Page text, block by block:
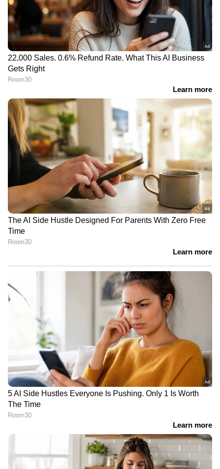
സ്ത്രീത്വത്തെ അപമാനിക്കൽ അടക്കമുള്ള
പരാതികൾ എല്ലാം അന്വേഷിക്കണമെന്നും
കോടതി നിർദേശത്തിലുണ്ട്. ഈ പരാതിയിൽ
കേസ് എടുക്കാൻ തെളിവ് ഇല്ലെന്നായിരുന്നു
കടവന്ത്ര പോലീസിൻ്റെ നിലപാട്. എറണാകുളം
ജില്ലാ അഡീഷണൽ സെഷൻസ് 8-ാം നമ്പർ
കോടതിയിൽ ആണ് കേസ് എടുക്കാൻ
ടോമിനെതിരായ അൻസിബയുടെ പരാതിയിൽ
കേസെടുക്കേണ്ടെന്ന വിലയിരുത്തലിലായിരുന്നു
പൊലീസ്. അൻസിബയുടെ മൊഴി 'ഹിയർ സേ'
മാത്രമെന്നും പരാതിയില്‍ കഴമ്പില്ലെന്നും
പൊലീസ് ചൂണ്ടിക്കാട്ടിയിരുന്നു.
കേട്ടുകേള്‍വിയുടെ അടിസ്ഥാനത്തില്‍
കേസെടുക്കാന്‍ സാധിക്കില്ലെന്നായിരുന്നു
പൊലീസ് നിലപാട്. കടവന്ത്ര പൊലീസ്
സെന്‍ട്രല്‍ എസിപിക്ക് ഇക്കാര്യത്തില്‍
റിപ്പോര്‍ട്ടും നല്‍കിയിരുന്നു.
താരസംഘടന അമ്മയിലെ ആഭ്യന്തര
തര്‍ക്കങ്ങളുമായി ബന്ധപ്പെട്ടാണ്
അന്‍സിബയുടെ പരാതി അടക്കമുള്ളവ
ദില്ലിയിൽ ശക്തമായ മഴ;
പലയിടത്തും ​ഗതാ​ഗതക്കുരുക്ക്